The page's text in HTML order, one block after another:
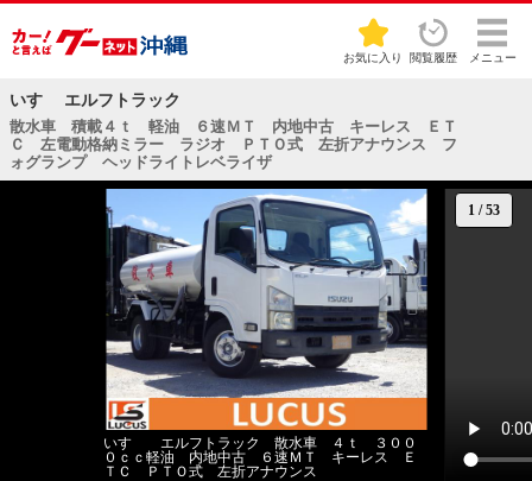
お気に入り 閲覧履歴 メニュー
いすゞ エルフトラック
散水車 積載４ｔ 軽油 ６速ＭＴ 内地中古 キーレス ＥＴ
Ｃ 左電動格納ミラー ラジオ ＰＴＯ式 左折アナウンス フ
ォグランプ ヘッドライトレベライザ
1 /53
いすゞ エルフトラック 散水車 ４ｔ ３００
０ｃｃ軽油 内地中古 ６速ＭＴ キーレス Ｅ
ＴＣ ＰＴＯ式 左折アナウンス